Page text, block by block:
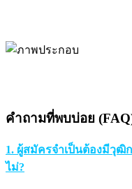
คำถามที่พบบ่อย
1. ผู้สมัครจำเป็นต้องมีวุฒิ
ไม่?